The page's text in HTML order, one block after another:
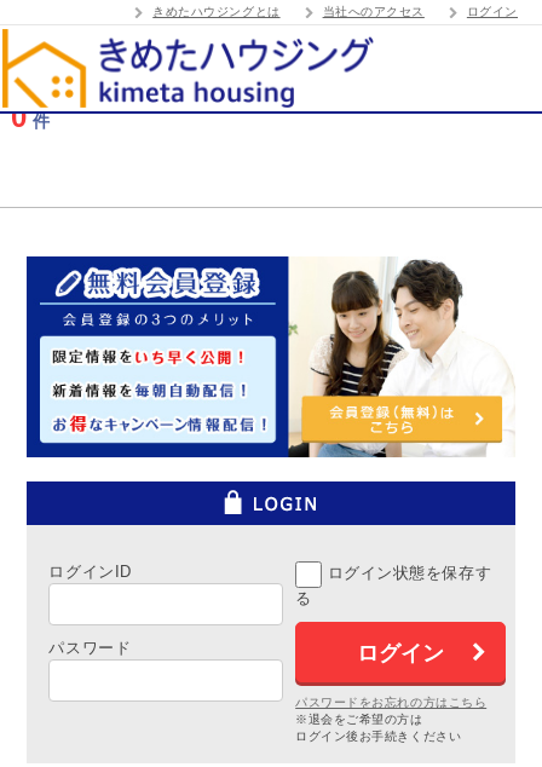
きめたハウジングとは 当社へのアクセス ログイン
0 件
ログインID
パスワード
ログイン状態を保存す
る
パスワードをお忘れの方はこちら
※退会をご希望の方は
ログイン後お手続きください